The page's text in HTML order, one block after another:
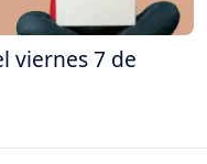
viernes 7 de